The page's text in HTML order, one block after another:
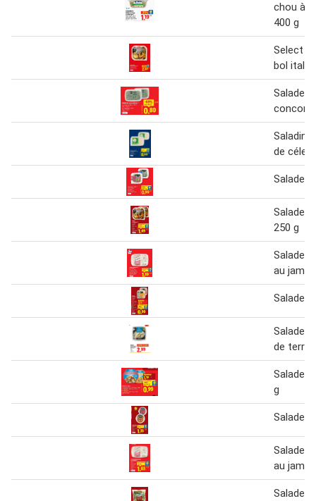
chou à
400 g
Select &
bol
Salade
de céleri
Salade
Salade
250 g
Salade
au
Salade
Salade
de terre
Salade
g
Salades
Salade
au
Salade